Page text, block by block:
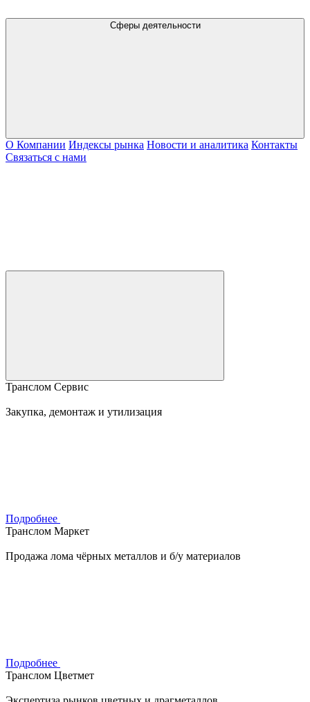
Сферы деятельности
О Компании Индексы рынка Новости и аналитика Контакты
Связаться с нами
Транслом Сервис
Закупка, демонтаж и утилизация
Подробнее
Транслом Маркет
Продажа лома чёрных металлов и б/у материалов
Подробнее
Транслом Цветмет